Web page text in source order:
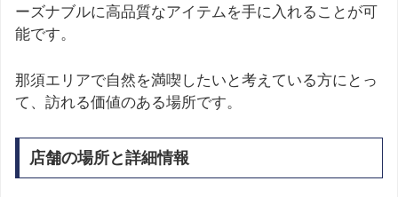
ーズナブルに高品質なアイテムを手に入れることが可
能です。
那須エリアで自然を満喫したいと考えている方にとっ
て、訪れる価値のある場所です。
店舗の場所と詳細情報